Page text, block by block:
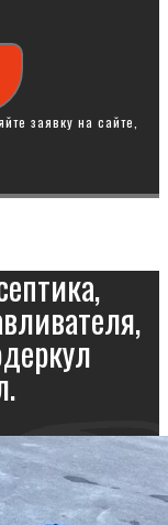
заявку на сайте,